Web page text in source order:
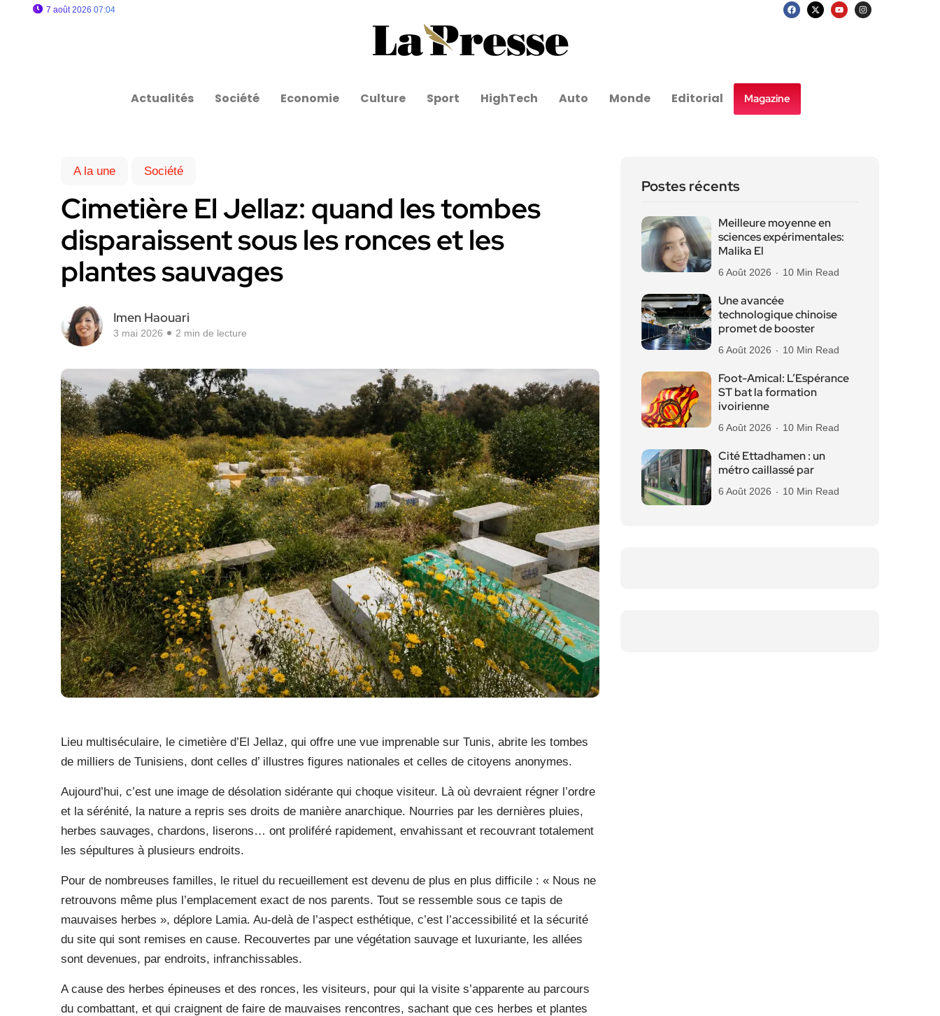
7 août 2026 07:04
Actualités Société Economie Culture Sport HighTech Auto Monde Editorial Magazine
A la une Société
Cimetière El Jellaz: quand les tombes
disparaissent sous les ronces et les
plantes sauvages
Imen Haouari
3 mai 2026 2 min de lecture
Lieu multiséculaire, le cimetière d’El Jellaz, qui offre une vue imprenable sur Tunis, abrite les tombes
de milliers de Tunisiens, dont celles d’ illustres figures nationales et celles de citoyens anonymes.
Aujourd’hui, c’est une image de désolation sidérante qui choque visiteur. Là où devraient régner l’ordre
et la sérénité, la nature a repris ses droits de manière anarchique. Nourries par les dernières pluies,
herbes sauvages, chardons, liserons… ont proliféré rapidement, envahissant et recouvrant totalement
les sépultures à plusieurs endroits.
Pour de nombreuses familles, le rituel du recueillement est devenu de plus en plus difficile : « Nous ne
retrouvons même plus l’emplacement exact de nos parents. Tout se ressemble sous ce tapis de
mauvaises herbes », déplore Lamia. Au-delà de l’aspect esthétique, c’est l’accessibilité et la sécurité
du site qui sont remises en cause. Recouvertes par une végétation sauvage et luxuriante, les allées
sont devenues, par endroits, infranchissables.
A cause des herbes épineuses et des ronces, les visiteurs, pour qui la visite s’apparente au parcours
du combattant, et qui craignent de faire de mauvaises rencontres, sachant que ces herbes et plantes
Postes récents
Meilleure moyenne en
sciences expérimentales:
Malika El
6 Août 2026 10 Min Read
Une avancée
technologique chinoise
promet de booster
6 Août 2026 10 Min Read
Foot-Amical: L’Espérance
ST bat la formation
ivoirienne
6 Août 2026 10 Min Read
Cité Ettadhamen : un
métro caillassé par
6 Août 2026 10 Min Read